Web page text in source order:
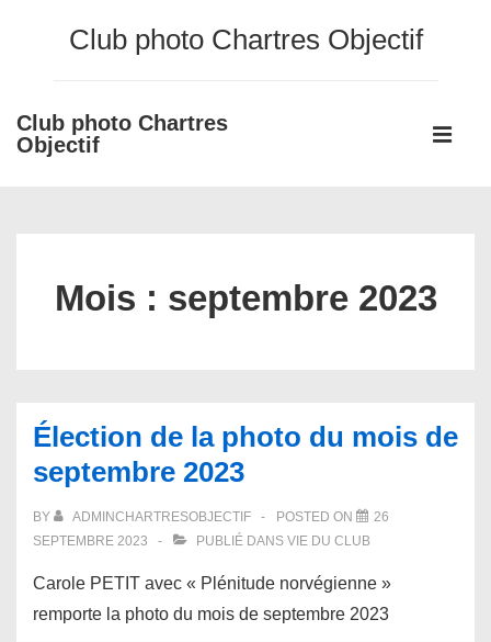
principal
Club photo Chartres Objectif
Club photo Chartres
Objectif
Main
Mois : septembre 2023
Élection de la photo du mois de
septembre 2023
BY ADMINCHARTRESOBJECTIF POSTED ON
26
SEPTEMBRE 2023
PUBLIÉ DANS VIE DU CLUB
Carole PETIT avec « Plénitude norvégienne »
remporte la photo du mois de septembre 2023